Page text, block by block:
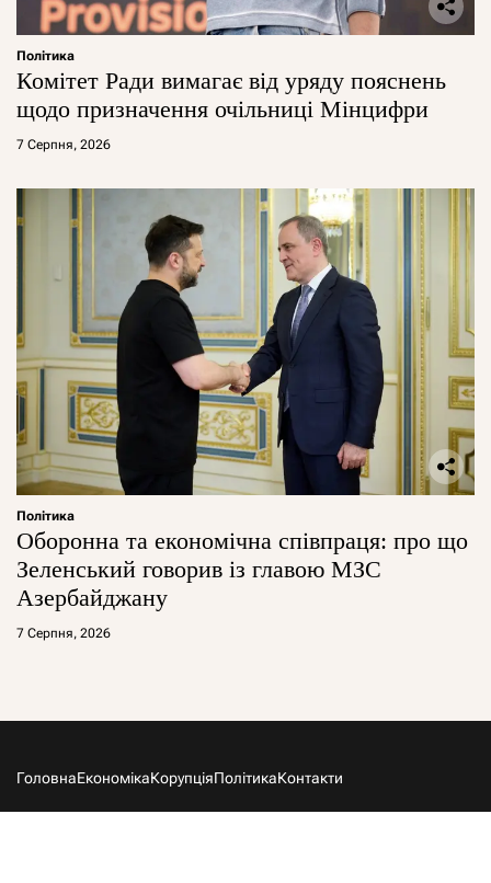
Політика
Комітет Ради вимагає від уряду пояснень
щодо призначення очільниці Мінцифри
7 Серпня, 2026
Політика
Оборонна та економічна співпраця: про що
Зеленський говорив із главою МЗС
Азербайджану
7 Серпня, 2026
ГоловнаЕкономікаКорупціяПолітикаКонтакти